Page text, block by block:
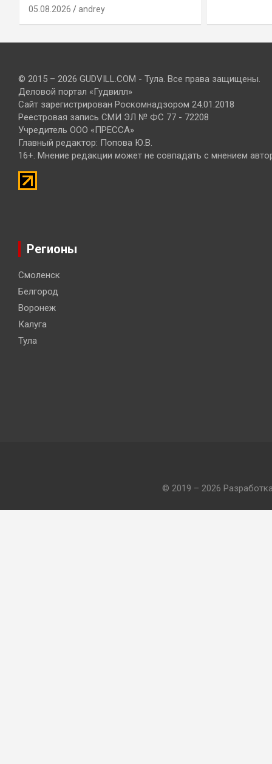
05.08.2026 andrey
© 2015 – 2026 GUDVILL.COM - Тула. Все права защищены.
Деловой портал «Гудвилл»
Сайт зарегистрирован Роскомнадзором 24.01.2018
Реестровая запись СМИ ЭЛ № ФС 77 - 72208
Учредитель ООО «ПРЕССА»
Главный редактор: Попова Ю.В.
16+. Мнение редакции может не совпадать с мнением
Регионы
Смоленск
Белгород
Воронеж
Калуга
Тула
© 2019 – 2026